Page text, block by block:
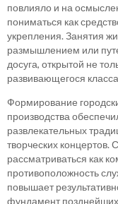
повлияло и на
пониматься как
укрепления. Занятия
размышлением или
досуга, открытой не
развивающегося
Формирование
производства
развлекательных
творческих
рассматриваться как
противоположность
повышает
фундамент позднейших